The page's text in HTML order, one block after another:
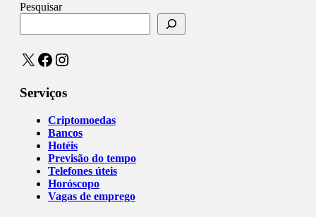
Pesquisar
X Facebook
Instagram
Serviços
Criptomoedas
Bancos
Hotéis
Previsão do tempo
Telefones úteis
Horóscopo
Vagas de emprego